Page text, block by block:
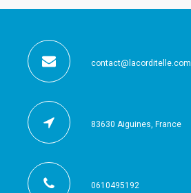
contact@lacorditelle.com
83630 Aiguines, France
0610495192